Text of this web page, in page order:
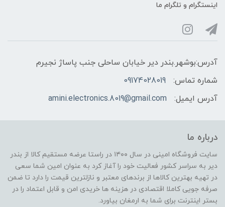
اینستگرام و تلگرام ما
آدرس:بوشهر.بندر دیر خیابان ساحلی جنب پاساژ نجیرم
شماره تماس:
09174028019
آدرس ایمیل:
amini.electronics.8019@gmail.com
درباره ما
سایت فروشگاه امینی در سال ۱۴۰۰ در راستا عرضه مستقیم کالا از بندر
دیر به سراسر کشور فعالیت خود را آغاز کرد به عنوان امین شما سعی
در تهیه بهترین کالاها از برندهای معتبر و نازلترین قیمت را دارد تا ضمن
صرفه جویی کاملا اقتصادی در هزینه ها خریدی امن و قابل اعتماد را در
بستر اینترنت برای شما به ارمغان بیاورد.